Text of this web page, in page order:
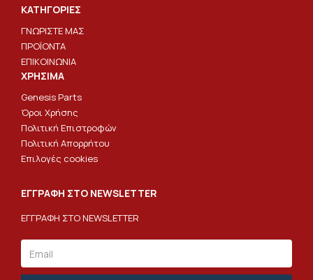
ΚΑΤΗΓΟΡΙΕΣ
ΓΝΩΡΙΣΤΕ ΜΑΣ
ΠΡΟΪΟΝΤΑ
ΕΠΙΚΟΙΝΩΝΙΑ
ΧΡΗΣΙΜΑ
Genesis Parts
Όροι Χρήσης
Πολιτική Επιστροφών
Πολιτική Απορρήτου
Επιλογές cookies
ΕΓΓΡΑΦΗ ΣΤΟ NEWSLETTER
ΕΓΓΡΑΦΗ ΣΤΟ NEWSLETTER